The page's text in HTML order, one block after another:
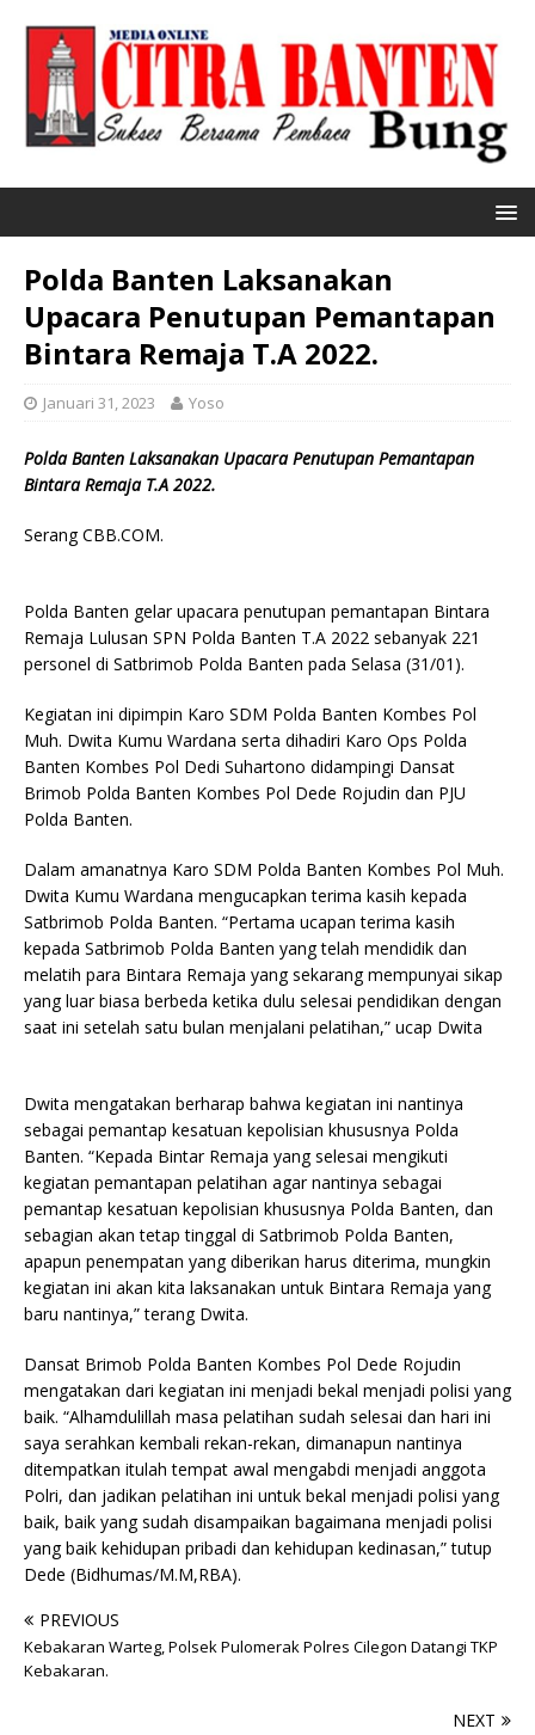
Polda Banten Laksanakan
Upacara Penutupan Pemantapan
Bintara Remaja T.A 2022.
Januari 31, 2023 Yoso
Polda Banten Laksanakan Upacara Penutupan Pemantapan
Bintara Remaja T.A 2022.
Serang CBB.COM.
Polda Banten gelar upacara penutupan pemantapan Bintara
Remaja Lulusan SPN Polda Banten T.A 2022 sebanyak 221
personel di Satbrimob Polda Banten pada Selasa (31/01).
Kegiatan ini dipimpin Karo SDM Polda Banten Kombes Pol
Muh. Dwita Kumu Wardana serta dihadiri Karo Ops Polda
Banten Kombes Pol Dedi Suhartono didampingi Dansat
Brimob Polda Banten Kombes Pol Dede Rojudin dan PJU
Polda Banten.
Dalam amanatnya Karo SDM Polda Banten Kombes Pol Muh.
Dwita Kumu Wardana mengucapkan terima kasih kepada
Satbrimob Polda Banten. “Pertama ucapan terima kasih
kepada Satbrimob Polda Banten yang telah mendidik dan
melatih para Bintara Remaja yang sekarang mempunyai sikap
yang luar biasa berbeda ketika dulu selesai pendidikan dengan
saat ini setelah satu bulan menjalani pelatihan,” ucap Dwita
Dwita mengatakan berharap bahwa kegiatan ini nantinya
sebagai pemantap kesatuan kepolisian khususnya Polda
Banten. “Kepada Bintar Remaja yang selesai mengikuti
kegiatan pemantapan pelatihan agar nantinya sebagai
pemantap kesatuan kepolisian khususnya Polda Banten, dan
sebagian akan tetap tinggal di Satbrimob Polda Banten,
apapun penempatan yang diberikan harus diterima, mungkin
kegiatan ini akan kita laksanakan untuk Bintara Remaja yang
baru nantinya,” terang Dwita.
Dansat Brimob Polda Banten Kombes Pol Dede Rojudin
mengatakan dari kegiatan ini menjadi bekal menjadi polisi yang
baik. “Alhamdulillah masa pelatihan sudah selesai dan hari ini
saya serahkan kembali rekan-rekan, dimanapun nantinya
ditempatkan itulah tempat awal mengabdi menjadi anggota
Polri, dan jadikan pelatihan ini untuk bekal menjadi polisi yang
baik, baik yang sudah disampaikan bagaimana menjadi polisi
yang baik kehidupan pribadi dan kehidupan kedinasan,” tutup
Dede (Bidhumas/M.M,RBA).
PREVIOUS
Kebakaran Warteg, Polsek Pulomerak Polres Cilegon Datangi TKP
Kebakaran.
NEXT